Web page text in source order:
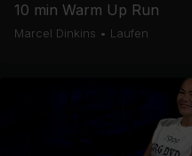
10 min Warm Up Run
Marcel Dinkins • Laufen